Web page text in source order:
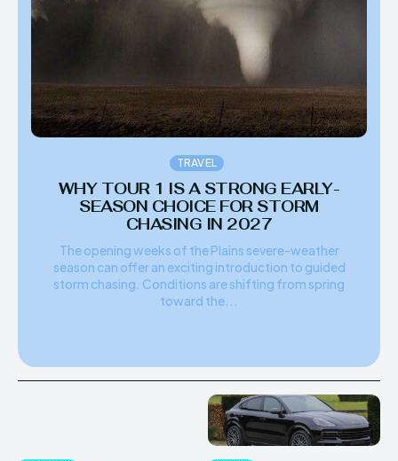
TRAVEL
WHY TOUR 1 IS A STRONG EARLY-
SEASON CHOICE FOR STORM
CHASING IN 2027
The opening weeks of the Plains severe-weather
season can offer an exciting introduction to guided
storm chasing. Conditions are shifting from spring
toward the...